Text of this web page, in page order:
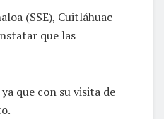
(SSE), Cuitláhuac
que las
que con su visita de